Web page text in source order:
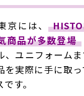
京には、
商品が多数登場
、ユニフォーム
を実際に手に取
す。